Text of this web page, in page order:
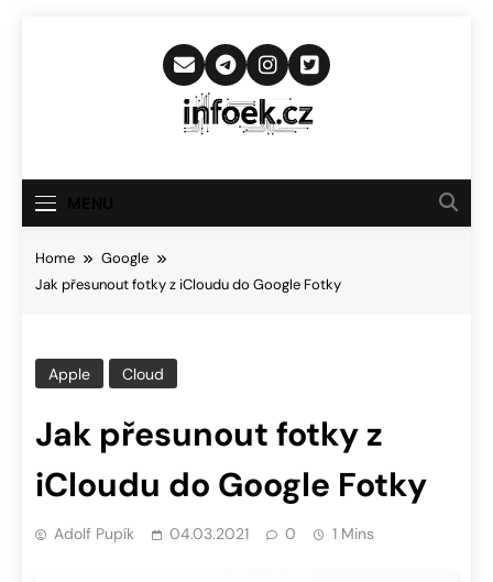
Infoek.cz
Novinkám
Home
Google
Jak přesunout fotky z iCloudu do Google Fotky
Apple Cloud
Jak přesunout fotky z
iCloudu do Google Fotky
Adolf Pupík 04.03.2021 0 1 Mins